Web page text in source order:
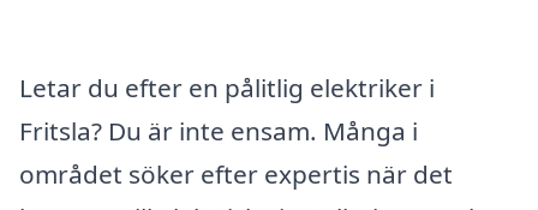
Letar du efter en pålitlig elektriker i
Fritsla? Du är inte ensam. Många i
området söker efter expertis när det